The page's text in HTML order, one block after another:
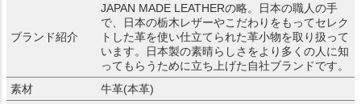
ブランド紹介
JAPAN MADE LEATHERの略。日本の職人の手
で、日本の栃木レザーやこだわりをもってセレク
トした革を使い仕立てられた革小物を取り扱って
います。日本製の素晴らしさをより多くの人に知
ってもらうために立ち上げた自社ブランドです。
素材
牛革(本革)